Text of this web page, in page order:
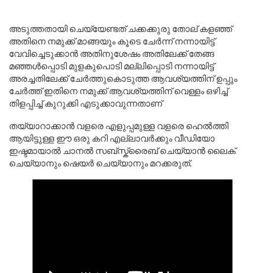
അടുത്തതായി ചെയ്യേണ്ടത് ചക്കക്കുരു തോല് കളഞ്ഞ്
അതിനെ നമുക്ക് മാങ്ങയും കൂടെ ചേർന്ന് നന്നായിട്ട്
വേവിച്ചെടുക്കാൻ അതിനുശേഷം അതിലേക്ക് തേങ്ങ
മഞ്ഞൾപ്പൊടി മുളകുപൊടി മല്ലിപ്പൊടി നന്നായിട്ട്
അരച്ചതിലേക്ക് ചേർത്തുകൊടുത്ത ആവശ്യത്തിന് ഉപ്പും
ചേർത്ത് ഇതിനെ നമുക്ക് ആവശ്യത്തിന് വെള്ളം ഒഴിച്ച്
തിളപ്പിച്ച് കുറുക്കി എടുക്കാവുന്നതാണ്
തയ്യാറാക്കാൻ വളരെ എളുപ്പമുള്ള വളരെ ഹെൽത്തി
ആയിട്ടുള്ള ഈ ഒരു കറി എല്ലാവർക്കും വീഡിയോ
ഇഷ്ടമായാൽ ചാനൽ സബ്സ്ക്രൈബ് ചെയ്യാൻ ലൈക്
ചെയ്യാനും ഷെയർ ചെയ്യാനും മറക്കരുത്.